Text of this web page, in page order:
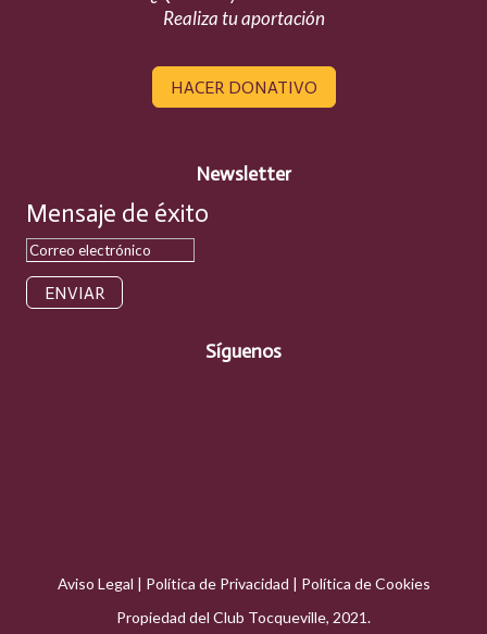
Realiza tu aportación
HACER DONATIVO
Newsletter
Mensaje de éxito
ENVIAR
Síguenos
Aviso Legal | Política de Privacidad | Política de Cookies
Propiedad del Club Tocqueville, 2021.